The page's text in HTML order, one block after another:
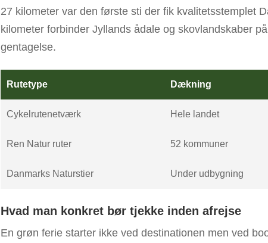
27 kilometer var den første sti der fik kvalitetsstemplet
kilometer forbinder Jyllands ådale og skovlandskaber
gentagelse.
Rutetype Dækning
Cykelrutenetværk Hele landet
Ren Natur ruter 52 kommuner
Danmarks Naturstier Under udbygning
Hvad man konkret bør tjekke inden afrejse
En grøn ferie starter ikke ved destinationen men ved